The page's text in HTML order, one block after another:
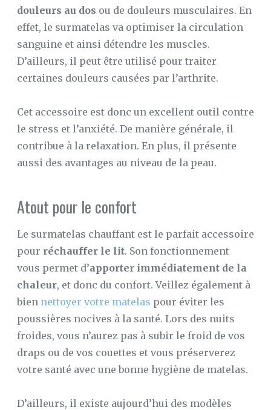
douleurs au dos ou de douleurs musculaires. En
effet, le surmatelas va optimiser la circulation
sanguine et ainsi détendre les muscles.
D’ailleurs, il peut être utilisé pour traiter
certaines douleurs causées par l’arthrite.
Cet accessoire est donc un excellent outil contre
le stress et l’anxiété. De manière générale, il
contribue à la relaxation. En plus, il présente
aussi des avantages au niveau de la peau.
Atout pour le confort
Le surmatelas chauffant est le parfait accessoire
pour réchauffer le lit. Son fonctionnement
vous permet d’apporter immédiatement de la
chaleur, et donc du confort. Veillez également à
bien nettoyer votre matelas pour éviter les
poussières nocives à la santé. Lors des nuits
froides, vous n’aurez pas à subir le froid de vos
draps ou de vos couettes et vous préserverez
votre santé avec une bonne hygiène de matelas.
D’ailleurs, il existe aujourd’hui des modèles